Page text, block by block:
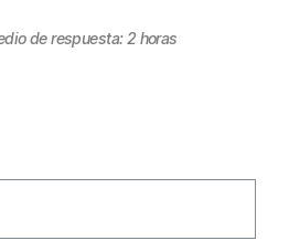
de respuesta: 2 horas